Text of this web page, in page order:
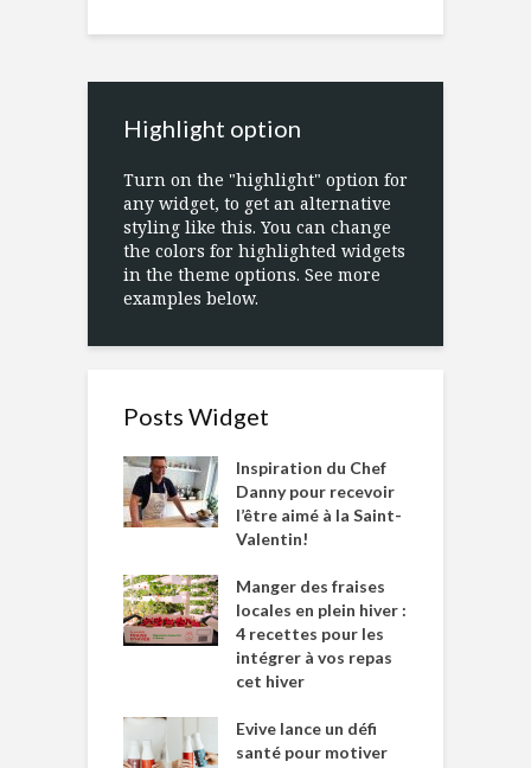
Highlight option
Turn on the "highlight" option for
any widget, to get an alternative
styling like this. You can change
the colors for highlighted widgets
in the theme options. See more
examples below.
Posts Widget
Inspiration du Chef
Danny pour recevoir
l’être aimé à la Saint-
Valentin!
Manger des fraises
locales en plein hiver :
4 recettes pour les
intégrer à vos repas
cet hiver
Evive lance un défi
santé pour motiver